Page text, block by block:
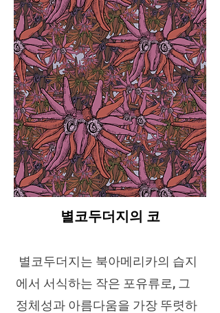
별코두더지의 코
별코두더지는 북아메리카의 습지
에서 서식하는 작은 포유류로, 그
정체성과 아름다움을 가장 뚜렷하